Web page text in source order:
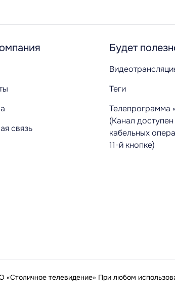
связь
Будет
Теги
Телепрограмма
(Канал
кабельных
11-й кнопке)
телевидение» При любом